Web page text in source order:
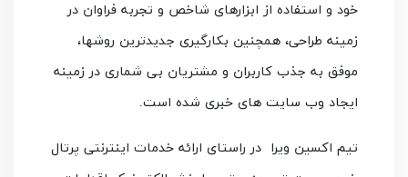
خود و استفاده از ابزارهای شاخص و تجربه فراوان در
زمینه طراحی، همچنین بکارگیری جدیدترین روشها،
موفق به جذب کاربران و مشتریان بی شماری در زمینه
ایجاد وب سایت های خبری شده است.
تیم اکسین ویرا در راستای ارائه خدمات اینترنتی پرتال